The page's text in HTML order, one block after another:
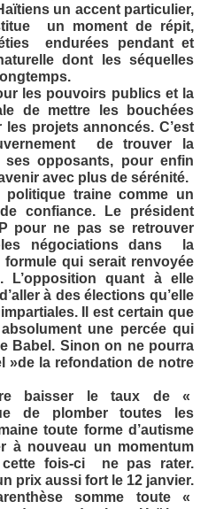
un accent particulier,
un moment de répit,
endurées pendant et
dont les séquelles
les pouvoirs publics et la
de mettre les bouchées
projets annoncés. C’est
de trouver la
opposants, pour enfin
avec plus de sérénité.
politique traine comme un
confiance. Le président
pour ne pas se retrouver
négociations dans la
formule qui serait renvoyée
L’opposition quant à elle
à des élections qu’elle
Il est certain que
une percée qui
Babel. Sinon on ne pourra
»de la refondation de notre
baisser le taux de «
de plomber toutes les
toute forme d’autisme
à nouveau un momentum
fois-ci ne pas rater.
prix aussi fort le 12 janvier.
somme toute «